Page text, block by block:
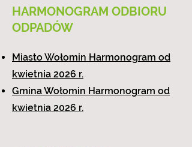
HARMONOGRAM ODBIORU
ODPADÓW
Miasto Wołomin Harmonogram od
kwietnia 2026 r.
Gmina Wołomin Harmonogram od
kwietnia 2026 r.